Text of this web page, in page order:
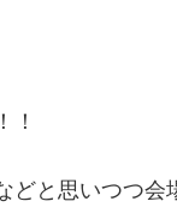
！
と思いつつ会